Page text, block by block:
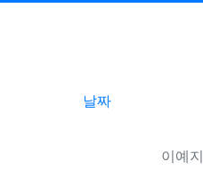
날짜
등록자
이예지